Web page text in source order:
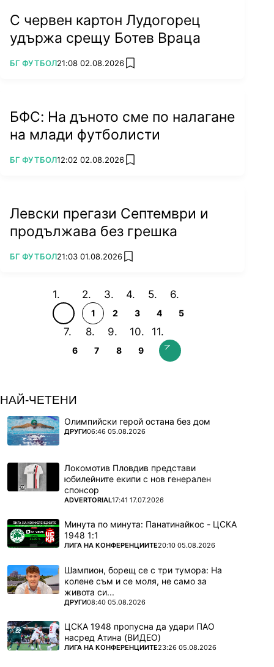
С червен картон Лудогорец
удържа срещу Ботев Враца
ПОВЕЧЕ ОТ
БГ ФУТБОЛ21:08 02.08.2026 add favorites
БФС: На дъното сме по налагане
на млади футболисти
ПОВЕЧЕ ОТ
БГ ФУТБОЛ12:02 02.08.2026 add favorites
Левски прегази Септември и
продължава без грешка
ПОВЕЧЕ ОТ
БГ ФУТБОЛ21:03 01.08.2026 add favorites
1 2 3 4 5
6 7 8 9
НАЙ-ЧЕТЕНИ
Олимпийски герой остана без дом
ПОВЕЧЕ ОТ
ДРУГИ06:46 05.08.2026
Локомотив Пловдив представи
юбилейните екипи с нов генерален
спонсор
ПОВЕЧЕ ОТ
ADVERTORIAL17:41 17.07.2026
Минута по минута: Панатинайкос - ЦСКА
1948 1:1
ПОВЕЧЕ ОТ
ЛИГА НА КОНФЕРЕНЦИИТЕ20:10 05.08.2026
Шампион, борещ се с три тумора: На
колене съм и се моля, не само за
живота си...
ПОВЕЧЕ ОТ
ДРУГИ08:40 05.08.2026
ЦСКА 1948 пропусна да удари ПАО
насред Атина (ВИДЕО)
ПОВЕЧЕ ОТ
ЛИГА НА КОНФЕРЕНЦИИТЕ23:26 05.08.2026